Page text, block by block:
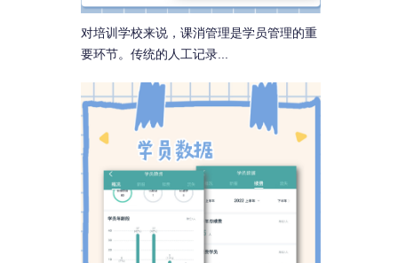
对培训学校来说，课消管理是学员管理的重
要环节。传统的人工记录...